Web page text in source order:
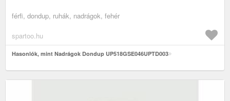
férfi, dondup, ruhák, nadrágok, fehér
spartoo.hu
Hasonlók, mint Nadrágok Dondup UP518GSE046UPTD003